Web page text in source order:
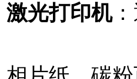
激光打印机